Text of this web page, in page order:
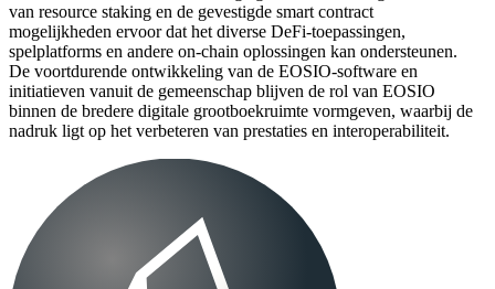
van resource staking en de gevestigde smart contract
mogelijkheden ervoor dat het diverse DeFi-toepassingen,
spelplatforms en andere on-chain oplossingen kan ondersteunen.
De voortdurende ontwikkeling van de EOSIO-software en
initiatieven vanuit de gemeenschap blijven de rol van EOSIO
binnen de bredere digitale grootboekruimte vormgeven, waarbij de
nadruk ligt op het verbeteren van prestaties en interoperabiliteit.